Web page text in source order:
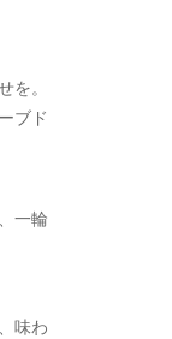
を。
ブド
一輪
味わ